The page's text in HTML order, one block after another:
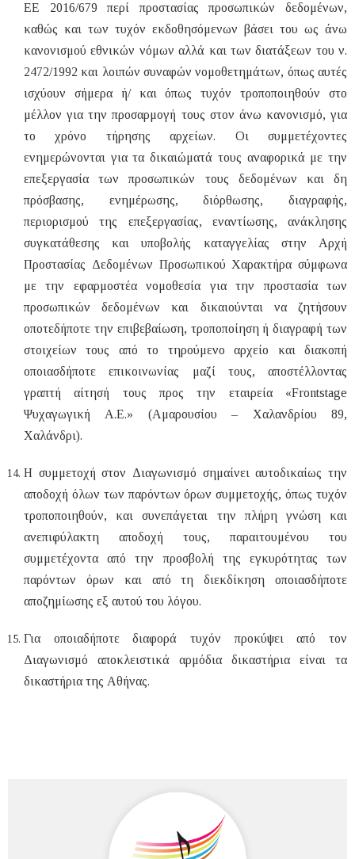
ΕΕ 2016/679 περί προστασίας προσωπικών δεδομένων,
καθώς και των τυχόν εκδοθησόμενων βάσει του ως άνω
κανονισμού εθνικών νόμων αλλά και των διατάξεων του ν.
2472/1992 και λοιπών συναφών νομοθετημάτων, όπως αυτές
ισχύουν σήμερα ή/ και όπως τυχόν τροποποιηθούν στο
μέλλον για την προσαρμογή τους στον άνω κανονισμό, για
το χρόνο τήρησης αρχείων. Οι συμμετέχοντες
ενημερώνονται για τα δικαιώματά τους αναφορικά με την
επεξεργασία των προσωπικών τους δεδομένων και δη
πρόσβασης, ενημέρωσης, διόρθωσης, διαγραφής,
περιορισμού της επεξεργασίας, εναντίωσης, ανάκλησης
συγκατάθεσης και υποβολής καταγγελίας στην Αρχή
Προστασίας Δεδομένων Προσωπικού Χαρακτήρα σύμφωνα
με την εφαρμοστέα νομοθεσία για την προστασία των
προσωπικών δεδομένων και δικαιούνται να ζητήσουν
οποτεδήποτε την επιβεβαίωση, τροποποίηση ή διαγραφή των
στοιχείων τους από το τηρούμενο αρχείο και διακοπή
οποιασδήποτε επικοινωνίας μαζί τους, αποστέλλοντας
γραπτή αίτησή τους προς την εταιρεία «Frontstage
Ψυχαγωγική Α.Ε.» (Αμαρουσίου – Χαλανδρίου 89,
Χαλάνδρι).
Η συμμετοχή στον Διαγωνισμό σημαίνει αυτοδικαίως την
αποδοχή όλων των παρόντων όρων συμμετοχής, όπως τυχόν
τροποποιηθούν, και συνεπάγεται την πλήρη γνώση και
ανεπιφύλακτη αποδοχή τους, παραιτουμένου του
συμμετέχοντα από την προσβολή της εγκυρότητας των
παρόντων όρων και από τη διεκδίκηση οποιασδήποτε
αποζημίωσης εξ αυτού του λόγου.
Για οποιαδήποτε διαφορά τυχόν προκύψει από τον
Διαγωνισμό αποκλειστικά αρμόδια δικαστήρια είναι τα
δικαστήρια της Αθήνας.